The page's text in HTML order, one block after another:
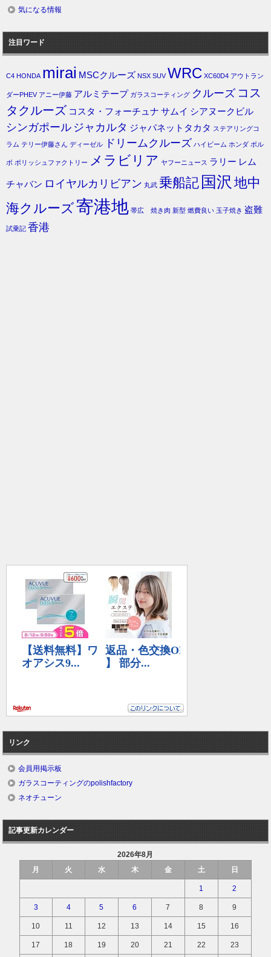
気になる情報
注目ワード
C4 HONDA mirai MSCクルーズ NSX SUV WRC XC60D4 アウトラン
ダーPHEV アニー伊藤 アルミテープ ガラスコーティング クルーズ コス
タクルーズ コスタ・フォーチュナ サムイ シアヌークビル
シンガポール ジャカルタ ジャパネットタカタ ステアリングコ
ラム テリー伊藤さん ディーゼル ドリームクルーズ ハイビーム ホンダ ボル
ボ ポリッシュファクトリー メラビリア ヤフーニュース ラリー レム
チャバン ロイヤルカリビアン 丸武 乗船記 国沢 地中
海クルーズ寄港地 帯広 焼き肉 新型 燃費良い 玉子焼き 盗難
試乗記 香港
リンク
会員用掲示板
ガラスコーティングのpolishfactory
ネオチューン
記事更新カレンダー
2026年8月
月
火 水 木 金 土 日
1 2
3 4 5 6 7 8 9
10 11 12 13 14 15 16
17 18 19 20 21 22 23